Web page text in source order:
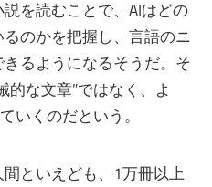
を読むことで、AIはどの
のかを把握し、言語のニ
るようになるそうだ。そ
的な文章”ではなく、よ
いくのだという。
といえども、1万冊以上